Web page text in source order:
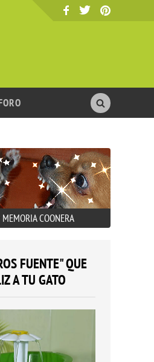
MEMORIA COONERA
FUENTE" QUE
A TU GATO